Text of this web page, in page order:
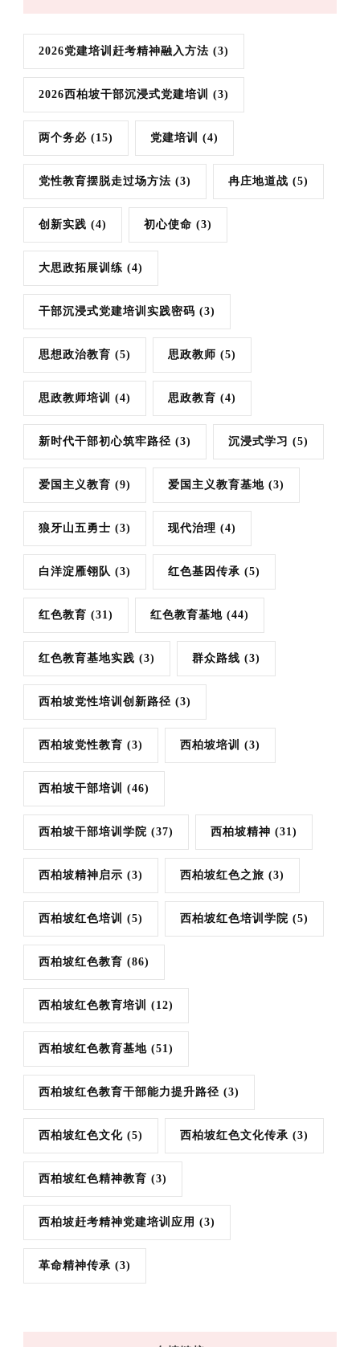
2026党建培训赶考精神融入方法 (3)
2026西柏坡干部沉浸式党建培训 (3)
两个务必 (15) 党建培训 (4)
党性教育摆脱走过场方法 (3) 冉庄地道战 (5)
创新实践 (4) 初心使命 (3)
大思政拓展训练 (4)
干部沉浸式党建培训实践密码 (3)
思想政治教育 (5) 思政教师 (5)
思政教师培训 (4) 思政教育 (4)
新时代干部初心筑牢路径 (3) 沉浸式学习 (5)
爱国主义教育 (9) 爱国主义教育基地 (3)
狼牙山五勇士 (3) 现代治理 (4)
白洋淀雁翎队 (3) 红色基因传承 (5)
红色教育 (31) 红色教育基地 (44)
红色教育基地实践 (3) 群众路线 (3)
西柏坡党性培训创新路径 (3)
西柏坡党性教育 (3) 西柏坡培训 (3)
西柏坡干部培训 (46)
西柏坡干部培训学院 (37) 西柏坡精神 (31)
西柏坡精神启示 (3) 西柏坡红色之旅 (3)
西柏坡红色培训 (5) 西柏坡红色培训学院 (5)
西柏坡红色教育 (86)
西柏坡红色教育培训 (12)
西柏坡红色教育基地 (51)
西柏坡红色教育干部能力提升路径 (3)
西柏坡红色文化 (5) 西柏坡红色文化传承 (3)
西柏坡红色精神教育 (3)
西柏坡赶考精神党建培训应用 (3)
革命精神传承 (3)